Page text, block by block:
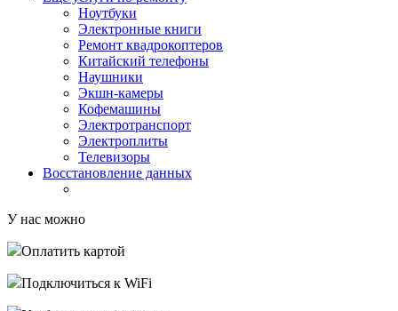
Ноутбуки
Электронные книги
Ремонт квадрокоптеров
Китайский телефоны
Наушники
Экшн-камеры
Кофемашины
Электротранспорт
Электроплиты
Телевизоры
Восстановление данных
У нас можно
Оплатить картой
Подключиться к WiFi